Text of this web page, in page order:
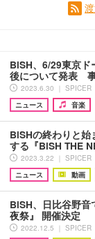
BiSH、6/29東京
後について発表
2023.6.30 ｜ SPICER
ニュース
音楽
BiSHの終わりと始
する『BiSH THE
2023.3.22 ｜ SPICER
ニュース
動画
BiSH、日比谷野音
夜祭』 開催決定
2022.12.5 ｜ SPICER